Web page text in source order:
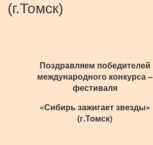
(г.Томск)
Поздравляем победителей
международного конкурса –
фестиваля
«Сибирь зажигает звезды»
(г.Томск)